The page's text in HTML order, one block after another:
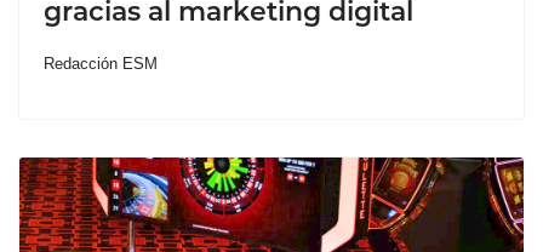
gracias al marketing digital
Redacción ESM